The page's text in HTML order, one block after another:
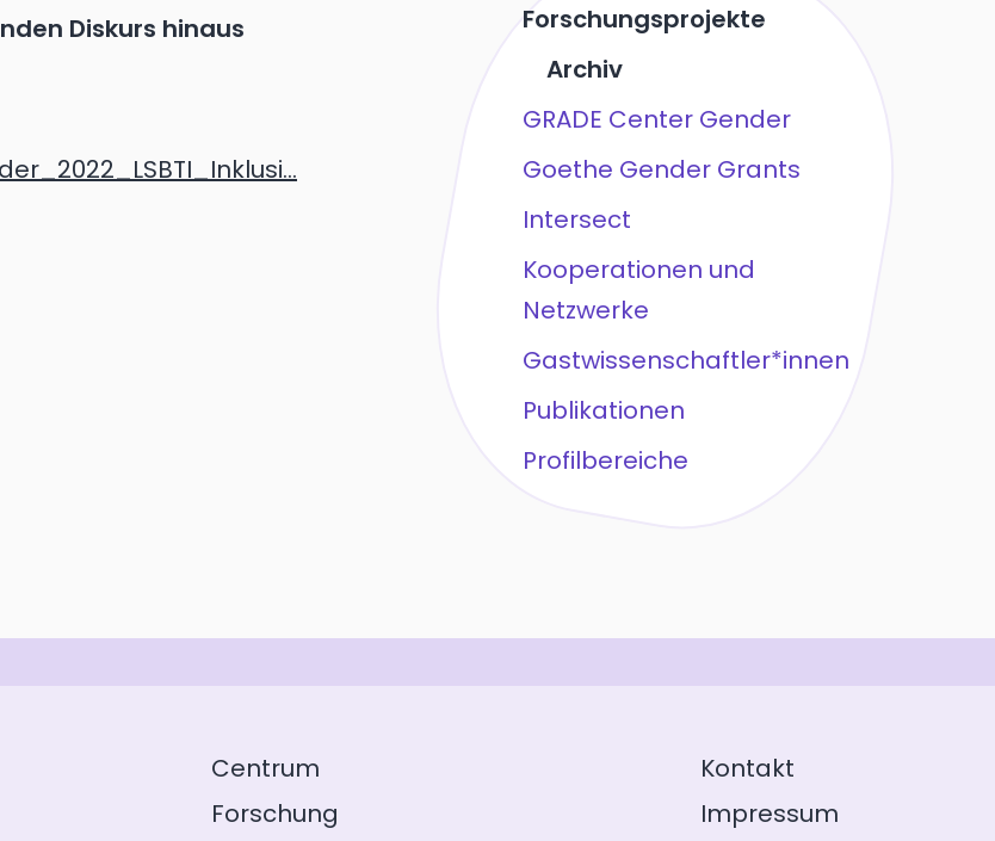
Diskurs hinaus
Forschungsprojekte
Archiv
GRADE Center Gender
Goethe Gender Grants
Intersect
Kooperationen und
Netzwerke
Gastwissenschaftler*innen
Publikationen
Profilbereiche
Centrum
Forschung
Kontakt
Impressum